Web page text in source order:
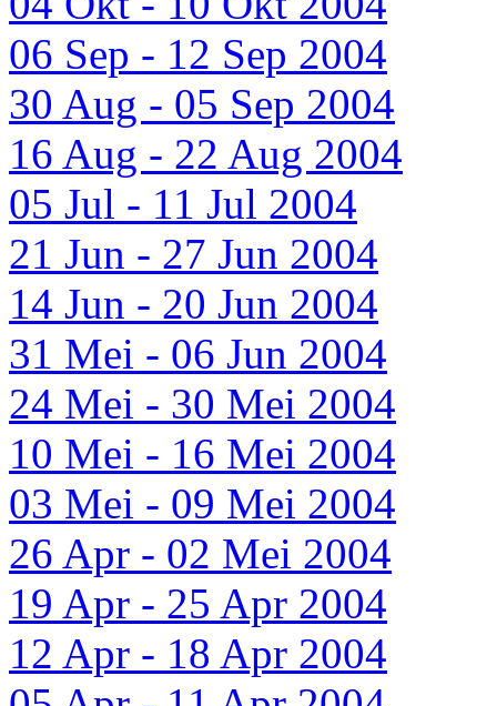
06 Sep - 12 Sep 2004
30 Aug - 05 Sep 2004
16 Aug - 22 Aug 2004
05 Jul - 11 Jul 2004
21 Jun - 27 Jun 2004
14 Jun - 20 Jun 2004
31 Mei - 06 Jun 2004
24 Mei - 30 Mei 2004
10 Mei - 16 Mei 2004
03 Mei - 09 Mei 2004
26 Apr - 02 Mei 2004
19 Apr - 25 Apr 2004
12 Apr - 18 Apr 2004